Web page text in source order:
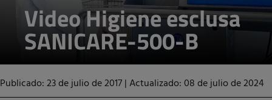
Video Higiene esclusa
SANICARE-500-B
Publicado: 23 de julio de 2017|Actualizado: 08 de julio de 2024